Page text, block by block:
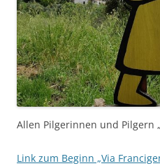
Allen Pilgerinnen und Pilgern
Link zum Beginn „Via